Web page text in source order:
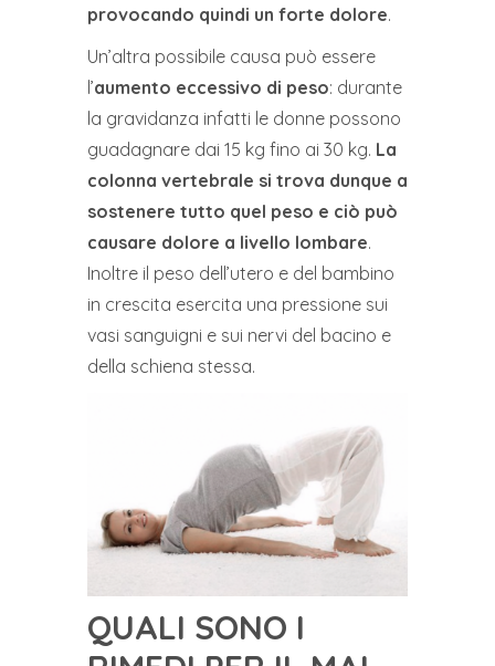
provocando quindi un forte dolore.
Un’altra possibile causa può essere
l’aumento eccessivo di peso: durante
la gravidanza infatti le donne possono
guadagnare dai 15 kg fino ai 30 kg. La
colonna vertebrale si trova dunque a
sostenere tutto quel peso e ciò può
causare dolore a livello lombare.
Inoltre il peso dell’utero e del bambino
in crescita esercita una pressione sui
vasi sanguigni e sui nervi del bacino e
della schiena stessa.
QUALI SONO I